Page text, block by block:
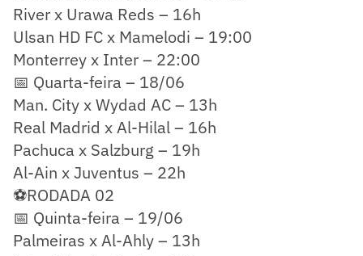
River x Urawa Reds – 16h
Ulsan HD FC x Mamelodi – 19:00
Monterrey x Inter – 22:00
📅 Quarta-feira – 18/06
Man. City x Wydad AC – 13h
Real Madrid x Al-Hilal – 16h
Pachuca x Salzburg – 19h
Al-Ain x Juventus – 22h
⚽RODADA 02
📅 Quinta-feira – 19/06
Palmeiras x Al-Ahly – 13h